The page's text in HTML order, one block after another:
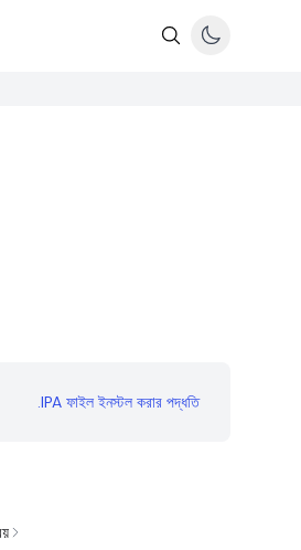
.IPA ফাইল ইনস্টল করার পদ্ধতি